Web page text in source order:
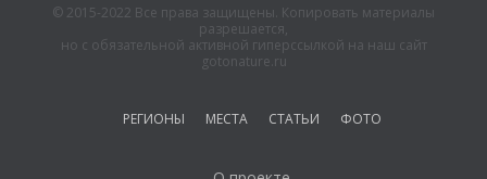
© 2015-2022 Все права защищены. Копировать материалы
разрешается,
но с обязательной активной гиперссылкой на наш сайт
gotonature.ru
РЕГИОНЫ МЕСТА СТАТЬИ ФОТО